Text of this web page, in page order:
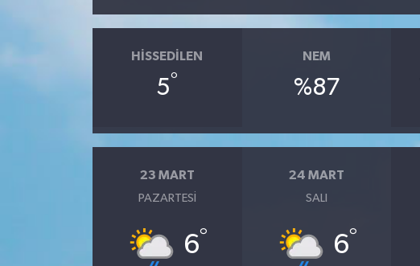
HISSEDILEN
5°
NEM
%87
23 MART
PAZARTESI
6°
24 MART
SALI
6°